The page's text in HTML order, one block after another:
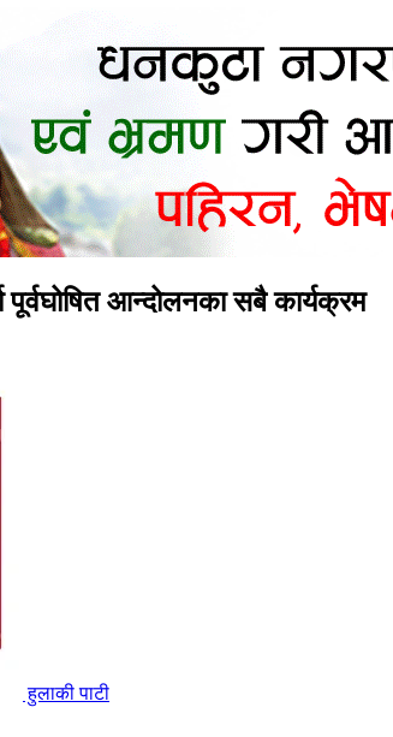
पूर्वघोषित आन्दोलनका सबै कार्यक्रम
हुलाकी पाटी